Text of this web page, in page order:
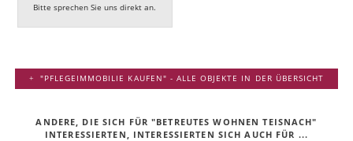
Bitte sprechen Sie uns direkt an.
"PFLEGEIMMOBILIE KAUFEN" - ALLE OBJEKTE IN DER ÜBERSICHT
ANDERE, DIE SICH FÜR "BETREUTES WOHNEN TEISNACH"
INTERESSIERTEN, INTERESSIERTEN SICH AUCH FÜR ...